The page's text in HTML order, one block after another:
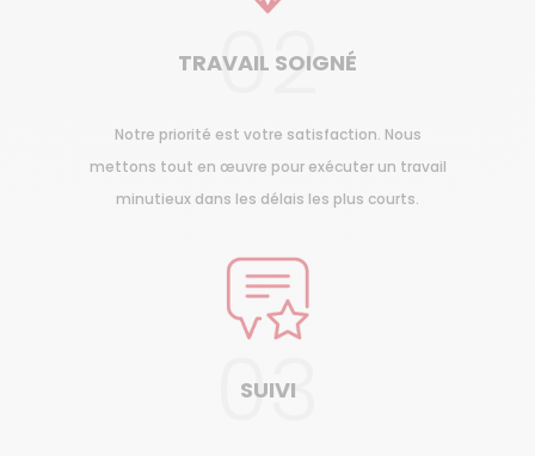
02
TRAVAIL SOIGNÉ
Notre priorité est votre satisfaction. Nous
mettons tout en œuvre pour exécuter un travail
minutieux dans les délais les plus courts.
03
SUIVI